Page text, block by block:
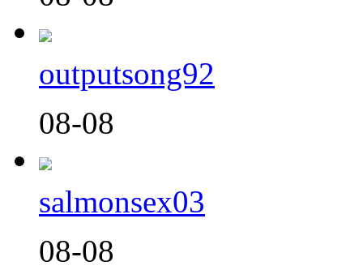
outputsong92
08-08
salmonsex03
08-08